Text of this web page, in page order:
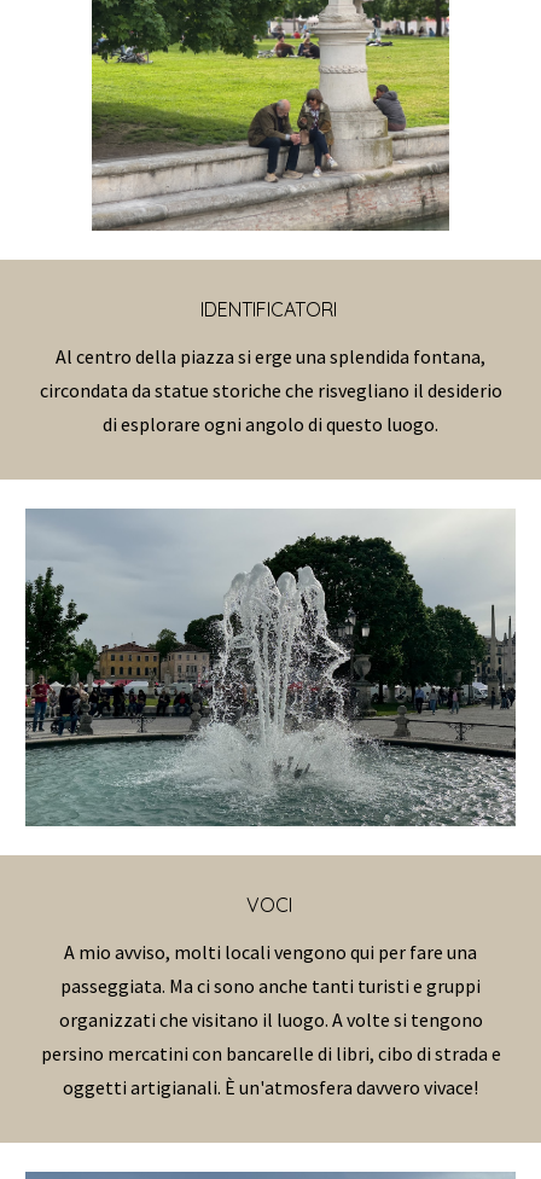
IDENTIFICATORI
Al centro della piazza si erge una splendida fontana,
circondata da statue storiche che risvegliano il desiderio
di esplorare ogni angolo di questo luogo.
VOCI
A mio avviso, molti locali vengono qui per fare una
passeggiata. Ma ci sono anche tanti turisti e gruppi
organizzati che visitano il luogo. A volte si tengono
persino mercatini con bancarelle di libri, cibo di strada e
oggetti artigianali. È un'atmosfera davvero vivace!